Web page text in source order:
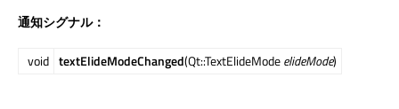
通知シグナル：
void textElideModeChanged(Qt::TextElideModeelideMode)